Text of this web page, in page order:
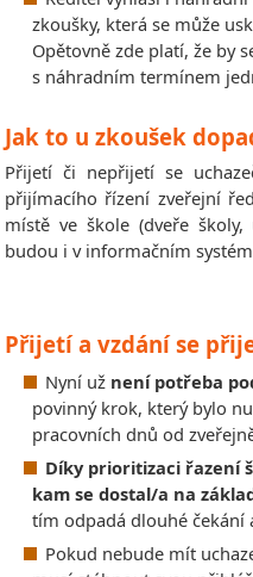
zkoušky, která se může
Opětovně zde platí, že by
s náhradním termínem
Jak to u zkoušek
Přijetí či nepřijetí se
přijímacího řízení zveřejní
místě ve škole (dveře
budou i v informačním
Přijetí a vzdání se
Nyní už není potřeba
povinný krok, který bylo
pracovních dnů od
Díky prioritizaci řazení
kam se dostal/a na
tím odpadá dlouhé čekání
Pokud nebude mít